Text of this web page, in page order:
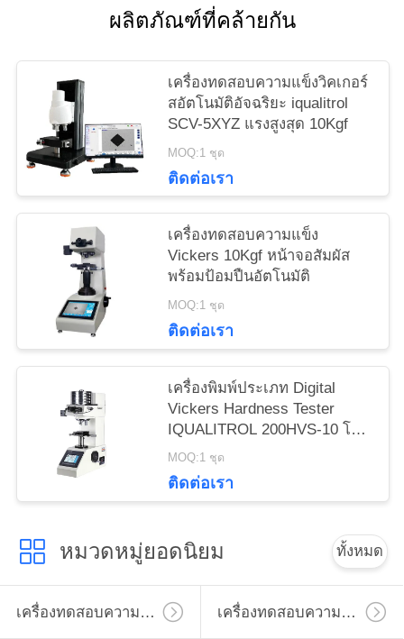
ผลิตภัณฑ์ที่คล้ายกัน
เครื่องทดสอบความแข็งวิคเกอร์
สอัตโนมัติอัจฉริยะ iqualitrol
SCV-5XYZ แรงสูงสุด 10Kgf
MOQ:1 ชุด
ติดต่อเรา
เครื่องทดสอบความแข็ง
Vickers 10Kgf หน้าจอสัมผัส
พร้อมป้อมปืนอัตโนมัติ
MOQ:1 ชุด
ติดต่อเรา
เครื่องพิมพ์ประเภท Digital
Vickers Hardness Tester
IQUALITROL 200HVS-10 โดย
น้ําหนักการบรรทุก
MOQ:1 ชุด
ติดต่อเรา
หมวดหมู่ยอดนิยม ทั้งหมด
เครื่องทดสอบความแข็งไมโครวิคเกอร์ เครื่องทดสอบความแข็งวิคเกอร์